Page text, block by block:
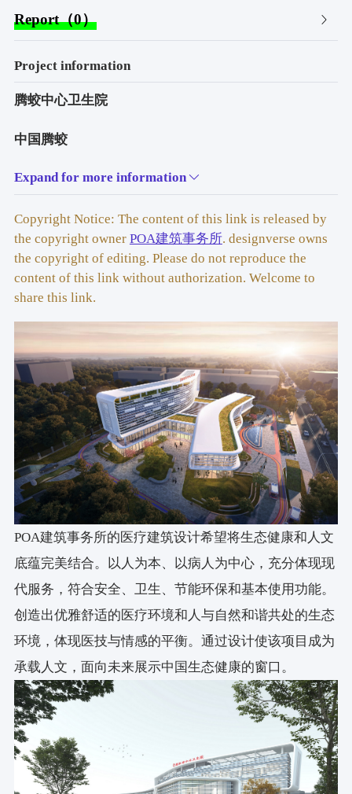
Report（0）
Project information
腾蛟中心卫生院
中国腾蛟
2023-2027
类型: 医疗卫生服务设施
总建筑面积：6215㎡
地上建筑面积：6050㎡
地下建筑面积：165㎡
主持合伙人：潘成寿
设计团队：林子琪、周慧慧、LINHAO
业主：平阳县卫生健康局
甲级设计院：铭扬工程设计集团有限公司
施工单位：平阳县政府投资项目建设中心
Expand for more information
Copyright Notice: The content of this link is released by
the copyright owner POA建筑事务所. designverse owns
the copyright of editing. Please do not reproduce the
content of this link without authorization. Welcome to
share this link.
POA建筑事务所的医疗建筑设计希望将生态健康和人文
底蕴完美结合。以人为本、以病人为中心，充分体现现
代服务，符合安全、卫生、节能环保和基本使用功能。
创造出优雅舒适的医疗环境和人与自然和谐共处的生态
环境，体现医技与情感的平衡。通过设计使该项目成为
承载人文，面向未来展示中国生态健康的窗口。